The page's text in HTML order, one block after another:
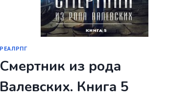
РЕАЛРПГ
Смертник из рода
Валевских. Книга 5